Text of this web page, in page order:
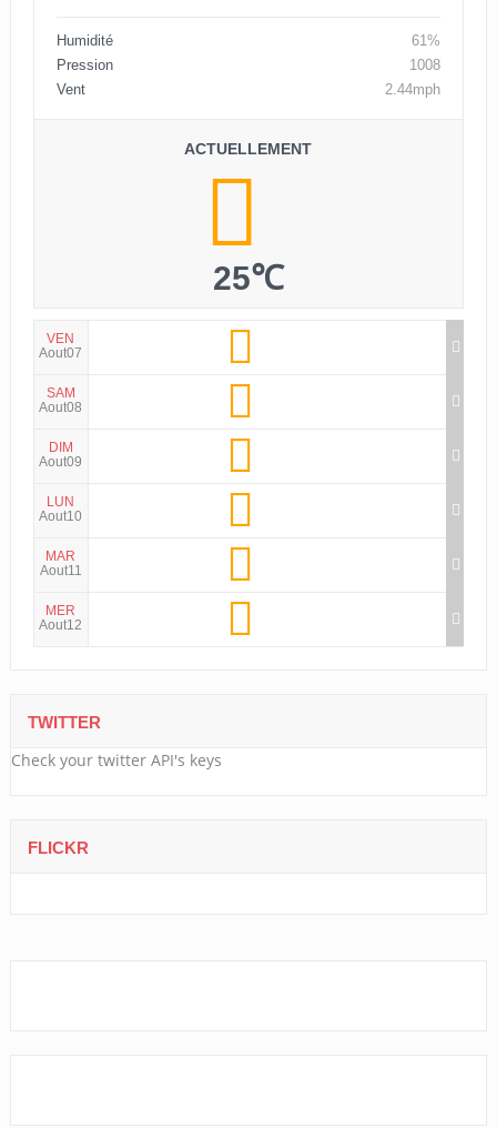
Humidité
61%
Pression
1008
Vent
2.44mph
ACTUELLEMENT
25℃
VEN
Aout07
SAM
Aout08
DIM
Aout09
LUN
Aout10
MAR
Aout11
MER
Aout12
TWITTER
Check your twitter API's keys
FLICKR